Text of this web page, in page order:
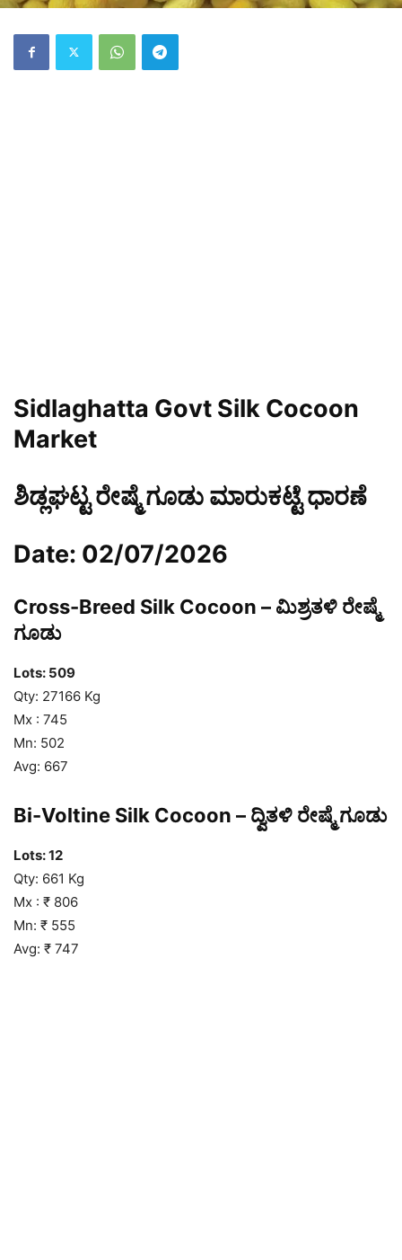
Sidlaghatta Govt Silk Cocoon
Market
ಶಿಡ್ಲಘಟ್ಟ ರೇಷ್ಮೆ ಗೂಡು ಮಾರುಕಟ್ಟೆ ಧಾರಣೆ
Date: 02/07/2026
Cross-Breed Silk Cocoon – ಮಿಶ್ರತಳಿ ರೇಷ್ಮೆ
ಗೂಡು
Lots: 509
Qty: 27166 Kg
Mx : 745
Mn: 502
Avg: 667
Bi-Voltine Silk Cocoon – ದ್ವಿತಳಿ ರೇಷ್ಮೆ ಗೂಡು
Lots: 12
Qty: 661 Kg
Mx : ₹ 806
Mn: ₹ 555
Avg: ₹ 747